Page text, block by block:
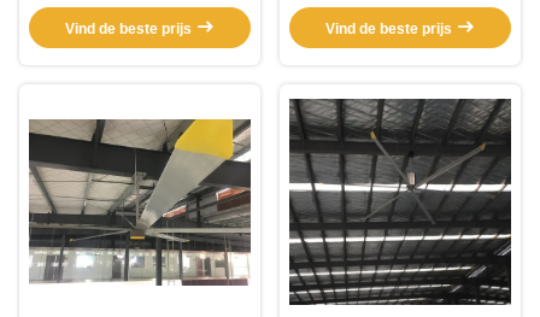
HVL ventilator
Vind de beste prijs Vind de beste prijs